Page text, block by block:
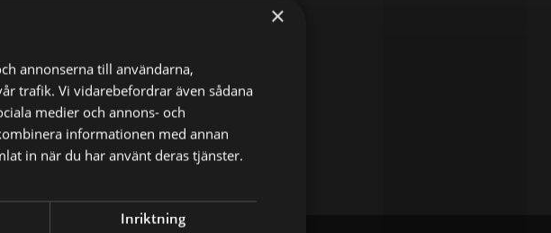
×
annonserna till användarna,
trafik. Vi vidarebefordrar även sådana
medier och annons- och
informationen med annan
in när du har använt deras tjänster.
Inriktning